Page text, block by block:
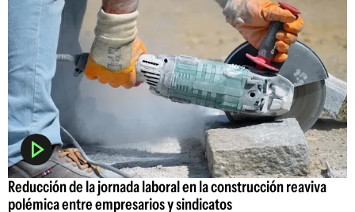
Reducción de la jornada laboral en la construcción reaviva
polémica entre empresarios y sindicatos